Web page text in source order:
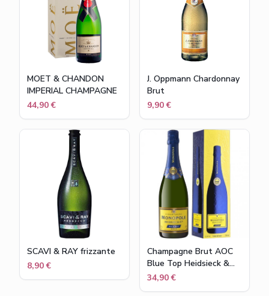
MOET & CHANDON
IMPERIAL CHAMPAGNE
44,90 €
J. Oppmann Chardonnay
Brut
9,90 €
SCAVI & RAY frizzante
8,90 €
Champagne Brut AOC
Blue Top Heidsieck &
Co. Monopole
34,90 €